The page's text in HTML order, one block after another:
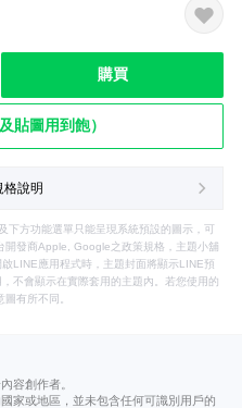
購買
貼圖用到飽）
說明
下方功能選單只能呈現系統預設的圖示，可
發商Apple, Google之政策規格，主題小舖
LINE應用程式時，主題封面將顯示LINE預
不會顯示在實際套用的主題內。若您使用的
有所不同。
容創作者。
家或地區，並未包含任何可識別用戶的